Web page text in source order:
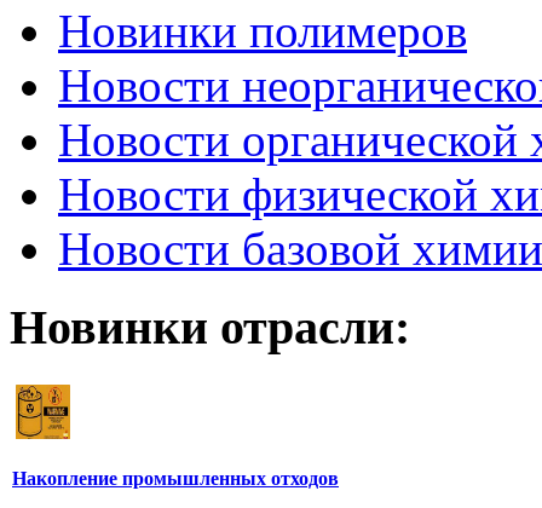
Новинки полимеров
Новости
Новости органической
Новости физической
Новости базовой химии
Новинки отрасли:
Накопление промышленных отходов